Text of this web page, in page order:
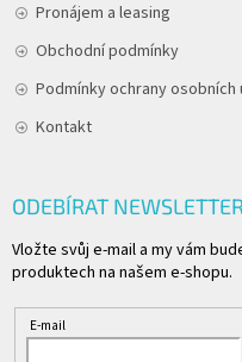
Pronájem a leasing
Obchodní podmínky
Podmínky ochrany osobních
Kontakt
ODEBÍRAT
Vložte svůj e-mail a my vám
produktech na našem e-shopu.
E-mail